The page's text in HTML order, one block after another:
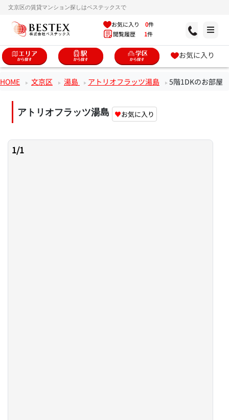
文京区の賃貸マンション探しはベステックスで
お気に入り 0件
閲覧履歴 1件
お気に入り
HOME 文京区 湯島 アトリオフラッツ湯島 5階1DKのお部屋
アトリオフラッツ湯島 ♥お気に入り
1/1